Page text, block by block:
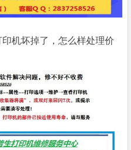
机坏掉了，怎么样处理价